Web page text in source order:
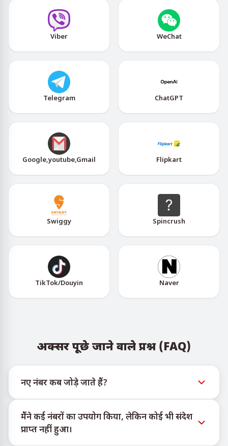
Viber WeChat
Telegram ChatGPT
Google,youtube,Gmail Flipkart
Swiggy Spincrush
TikTok/Douyin Naver
अक्सर पूछे जाने वाले प्रश्न (FAQ)
नए नंबर कब जोड़े जाते हैं?
Telegram बोट @TigerSMSofficial_bot के माध्यम से देखी जा
सकती है। यह चैनल समय पर अपडेट देता है ताकि उपयोगकर्ता
नवीनतम नंबर इन्वेंट्री तक पहुँच सकें।
मैंने कई नंबरों का उपयोग किया, लेकिन कोई भी संदेश
प्राप्त नहीं हुआ।